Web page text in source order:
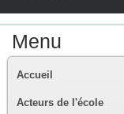
Menu
Accueil
Acteurs de l'école